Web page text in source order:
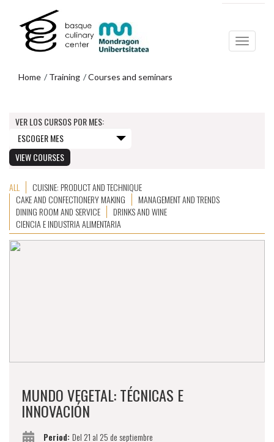
navigation
Home Training Courses and seminars
COURSES AND SEMINARS FOR
VER LOS CURSOS POR MES:
ALL
CUISINE: PRODUCT AND TECHNIQUE
CAKE AND CONFECTIONERY MAKING
MANAGEMENT AND TRENDS
DINING ROOM AND SERVICE
DRINKS AND WINE
CIENCIA E INDUSTRIA ALIMENTARIA
MUNDO VEGETAL: TÉCNICAS E
INNOVACIÓN
Period: Del 21 al 25 de septiembre